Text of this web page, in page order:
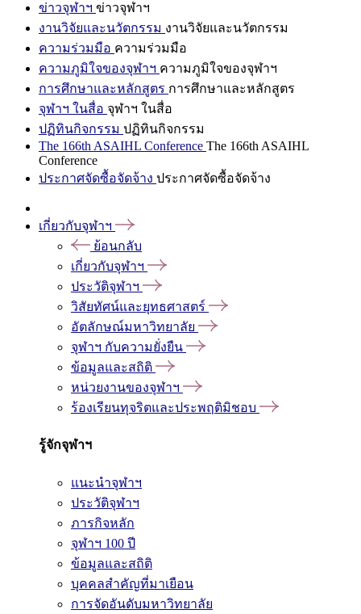
ข่าวจุฬาฯ ข่าวจุฬาฯ
งานวิจัยและนวัตกรรม งานวิจัยและนวัตกรรม
ความร่วมมือ ความร่วมมือ
ความภูมิใจของจุฬาฯ ความภูมิใจของจุฬาฯ
การศึกษาและหลักสูตร การศึกษาและหลักสูตร
จุฬาฯ ในสื่อ จุฬาฯ ในสื่อ
ปฏิทินกิจกรรม ปฏิทินกิจกรรม
The 166th ASAIHL Conference The 166th ASAIHL
Conference
ประกาศจัดซื้อจัดจ้าง ประกาศจัดซื้อจัดจ้าง
เกี่ยวกับจุฬาฯ
ย้อนกลับ
เกี่ยวกับจุฬาฯ
ประวัติจุฬาฯ
วิสัยทัศน์และยุทธศาสตร์
อัตลักษณ์มหาวิทยาลัย
จุฬาฯ กับความยั่งยืน
ข้อมูลและสถิติ
หน่วยงานของจุฬาฯ
ร้องเรียนทุจริตและประพฤติมิชอบ
รู้จักจุฬาฯ
แนะนำจุฬาฯ
ประวัติจุฬาฯ
ภารกิจหลัก
จุฬาฯ 100 ปี
ข้อมูลและสถิติ
บุคคลสำคัญที่มาเยือน
การจัดอันดับมหาวิทยาลัย